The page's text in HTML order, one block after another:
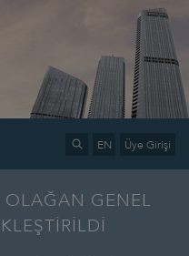
EN Üye Girişi
OLAĞAN GENEL